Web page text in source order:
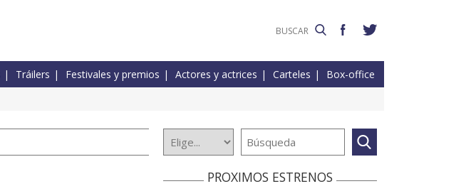
Tráilers Festivales y premios Actores y actrices Carteles Box-office
PROXIMOS ESTRENOS